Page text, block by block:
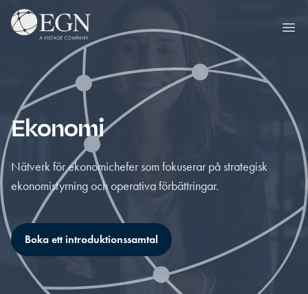
Hoppa till innehåll
Executives' Global Network
Ekonomi
Nätverk för ekonomichefer som fokuserar på strategisk
ekonomistyrning och operativa förbättringar.
Boka ett introduktionssamtal